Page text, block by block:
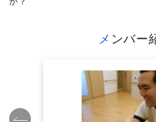
メンバー